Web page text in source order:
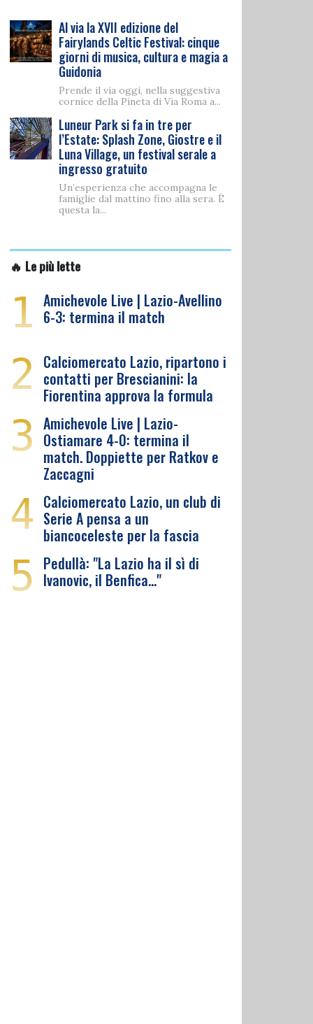
Al via la XVII edizione del
Fairylands Celtic Festival: cinque
giorni di musica, cultura e magia a
Guidonia
Prende il via oggi, nella suggestiva
cornice della Pineta di Via Roma a...
Luneur Park si fa in tre per
l’Estate: Splash Zone, Giostre e il
Luna Village, un festival serale a
ingresso gratuito
Un’esperienza che accompagna le
famiglie dal mattino fino alla sera. È
questa la...
🔥 Le più lette
1 Amichevole Live | Lazio-Avellino
6-3: termina il match
2 Calciomercato Lazio, ripartono i
contatti per Brescianini: la
Fiorentina approva la formula
3 Amichevole Live | Lazio-
Ostiamare 4-0: termina il
match. Doppiette per Ratkov e
Zaccagni
4 Calciomercato Lazio, un club di
Serie A pensa a un
biancoceleste per la fascia
5 Pedullà: "La Lazio ha il sì di
Ivanovic, il Benfica…"